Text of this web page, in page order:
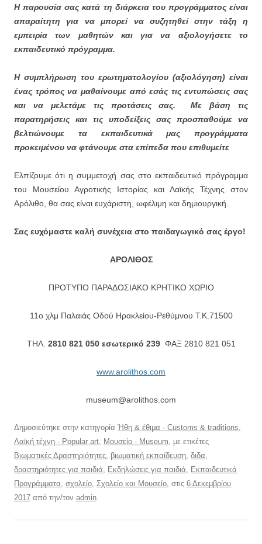
Η παρουσία σας κατά τη διάρκεια του προγράμματος είναι
απαραίτητη για να μπορεί να συζητηθεί στην τάξη η
εμπειρία των μαθητών και για να αξιολογήσετε το
εκπαιδευτικό πρόγραμμα.
Η συμπλήρωση του ερωτηματολογίου (αξιολόγηση) είναι
ένας τρόπος να μαθαίνουμε από εσάς τις εντυπώσεις σας
και να μελετάμε τις προτάσεις σας. Με βάση τις
παρατηρήσεις και τις υποδείξεις σας προσπαθούμε να
βελτιώνουμε τα εκπαιδευτικά μας προγράμματα
προκειμένου να φτάνουμε στα επίπεδα που επιθυμείτε
Ελπίζουμε ότι η συμμετοχή σας στο εκπαιδευτικό πρόγραμμα
του Μουσείου Αγροτικής Ιστορίας και Λαϊκής Τέχνης στον
Αρόλιθο, θα σας είναι ευχάριστη, ωφέλιμη και δημιουργική.
Σας ευχόμαστε καλή συνέχεια στο παιδαγωγικό σας έργο!
ΑΡΟΛΙΘΟΣ
ΠΡΟΤΥΠΟ ΠΑΡΑΔΟΣΙΑΚΟ ΚΡΗΤΙΚΟ ΧΩΡΙΟ
11ο χλμ Παλαιάς Οδού Ηρακλείου-Ρεθύμνου T.K.71500
ΤΗΛ. 2810 821 050 εσωτερικό 239ΦΑΞ 2810 821 051
www.arolithos.com
museum@arolithos.com
Δημοσιεύτηκε στην κατηγορία Ήθη & έθιμα - Customs & traditions
Λαϊκή τέχνη - Popular art
Μουσείο - Museum , με ετικέτες
Βιωματικές Δραστηριότητες βιωματική εκπαίδευση διδα
δραστηριότητες για παιδιά
Εκδηλώσεις για παιδιά
Εκπαιδευτικά
Προγράμματα σχολείο Σχολείο και Μουσείο , στις 6 Δεκεμβρίου
2017 από την/τον admin